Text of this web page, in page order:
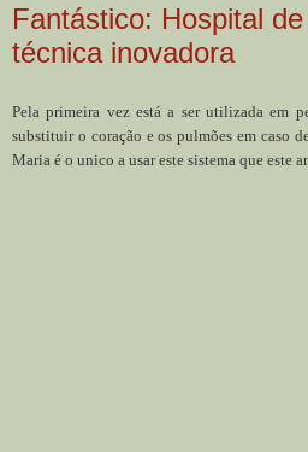
Fantástico: Hospital
técnica inovadora
Pela primeira vez está a ser utilizada em
substituir o coração e os pulmões em caso
Maria é o unico a usar este sistema que este